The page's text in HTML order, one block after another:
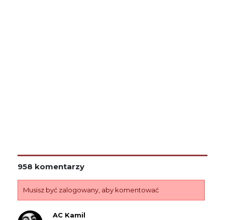
958 komentarzy
Musisz być zalogowany, aby komentować
AC Kamil